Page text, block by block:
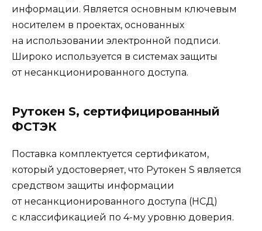
информации. Является основным ключевым
носителем в проектах, основанных
на использовании электронной подписи.
Широко используется в системах защиты
от несанкционированного доступа.
Рутокен S, сертифицированный
ФСТЭК
Поставка комплектуется сертификатом,
который удостоверяет, что Рутокен S является
средством защиты информации
от несанкционированного доступа (НСД)
с классификацией по 4-му уровню доверия.